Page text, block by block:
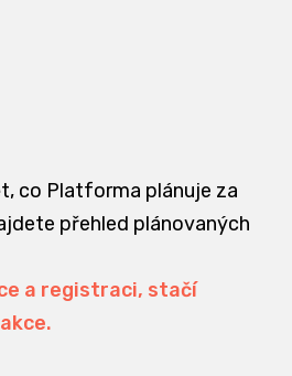
co Platforma plánuje za
přehled plánovaných
a registraci, stačí